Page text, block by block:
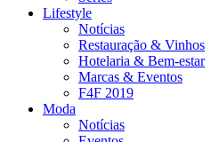
Lifestyle
Notícias
Restauração & Vinhos
Hotelaria & Bem-estar
Marcas & Eventos
F4F 2019
Moda
Notícias